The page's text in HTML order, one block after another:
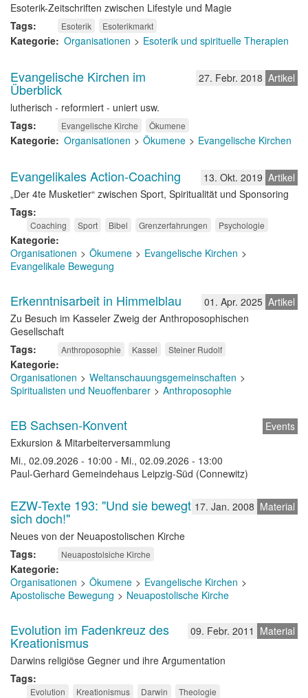
Esoterik-Zeitschriften zwischen Lifestyle und Magie
Tags
Esoterik Esoterikmarkt
Kategorie Organisationen Esoterik und spirituelle Therapien
Artikel
27. Febr. 2018
Evangelische Kirchen im
Überblick
lutherisch - reformiert - uniert usw.
Tags
Evangelische Kirche Ökumene
Kategorie Organisationen Ökumene Evangelische Kirchen
Artikel
13. Okt. 2019
Evangelikales Action-Coaching
„Der 4te Musketier“ zwischen Sport, Spiritualität und Sponsoring
Tags
Coaching Sport Bibel Grenzerfahrungen Psychologie
Kategorie
Organisationen
Ökumene
Evangelische Kirchen
Evangelikale Bewegung
Artikel
01. Apr. 2025
Erkenntnisarbeit in Himmelblau
Zu Besuch im Kasseler Zweig der Anthroposophischen
Gesellschaft
Tags
Anthroposophie Kassel Steiner Rudolf
Kategorie
Organisationen
Weltanschauungsgemeinschaften
Spiritualisten und Neuoffenbarer
Anthroposophie
Events
EB Sachsen-Konvent
Exkursion & Mitarbeiterversammlung
Mi., 02.09.2026 - 10:00 - Mi., 02.09.2026 - 13:00
Paul-Gerhard Gemeindehaus Leipzig-Süd (Connewitz)
Material
17. Jan. 2008
EZW-Texte 193: "Und sie bewegt
sich doch!"
Neues von der Neuapostolischen Kirche
Tags
Neuapostolsiche Kirche
Kategorie
Organisationen
Ökumene
Evangelische Kirchen
Apostolische Bewegung
Neuapostolische Kirche
Material
09. Febr. 2011
Evolution im Fadenkreuz des
Kreationismus
Darwins religiöse Gegner und ihre Argumentation
Tags
Evolution Kreationismus Darwin
Theologie